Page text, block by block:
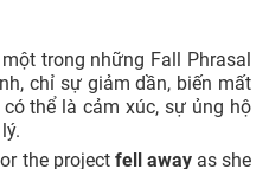
trong những Fall Phrasal
chỉ sự giảm dần, biến mất
thể là cảm xúc, sự ủng hộ
the project fell awayas she